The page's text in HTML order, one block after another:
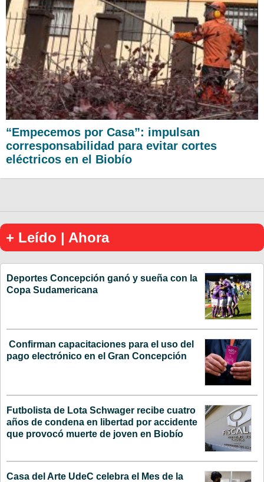
“Empecemos por Casa”: impulsan
corresponsabilidad para evitar cortes
eléctricos en el Biobío
+ Leído | Ahora
Deportes Concepción ganó y sueña con la
Copa Sudamericana
Confirman capacitaciones para el uso del
pago electrónico en el Gran Concepción
Futbolista de Lota Schwager recibe cuatro
años de condena en libertad por accidente
que provocó muerte de joven en Biobío
Casa del Arte UdeC celebra el Mes de la